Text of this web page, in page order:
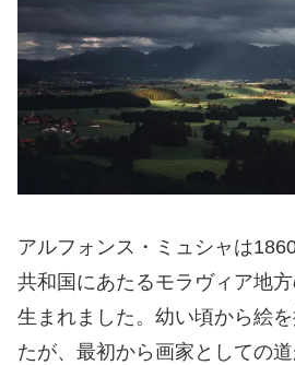
アルフォンス・ミュシャは
共和国にあたるモラヴィア地
生まれました。幼い頃から絵
たが、最初から画家としての